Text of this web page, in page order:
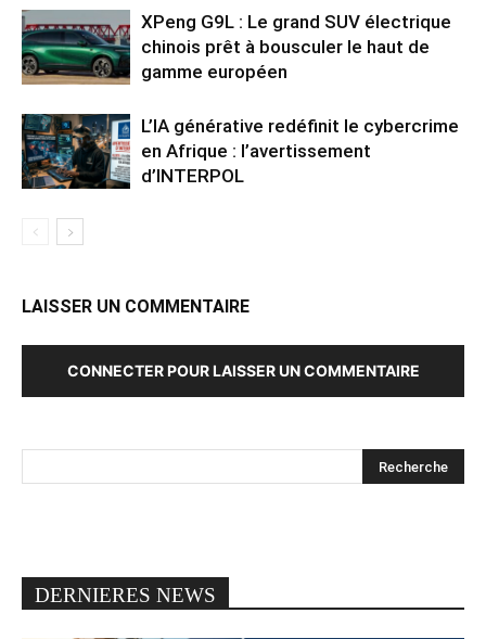
XPeng G9L : Le grand SUV électrique
chinois prêt à bousculer le haut de
gamme européen
L’IA générative redéfinit le cybercrime
en Afrique : l’avertissement
d’INTERPOL
LAISSER UN COMMENTAIRE
CONNECTER POUR LAISSER UN COMMENTAIRE
DERNIERES NEWS